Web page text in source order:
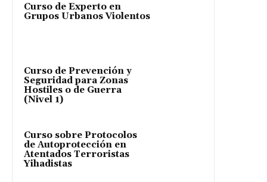
Curso de Experto en
Grupos Urbanos Violentos
Curso de Prevención y
Seguridad para Zonas
Hostiles o de Guerra
(Nivel 1)
Curso sobre Protocolos
de Autoprotección en
Atentados Terroristas
Yihadistas